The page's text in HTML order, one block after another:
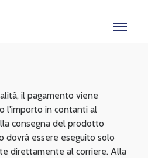
il pagamento viene
l'importo in contanti al
consegna del prodotto
dovrà essere eseguito solo
direttamente al corriere. Alla